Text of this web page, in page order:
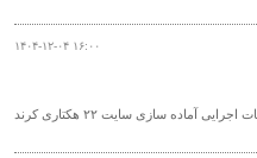
۱۴۰۴-۱۲-۰۴ ۱۶:۰۰
صبح امروز در جلسه کمیته فنی آماده سازی اراضی نهضت ملی مسکن استان، نقشه عملیات اجرایی آماده سازی سایت ۲۲ هکتاری کرند